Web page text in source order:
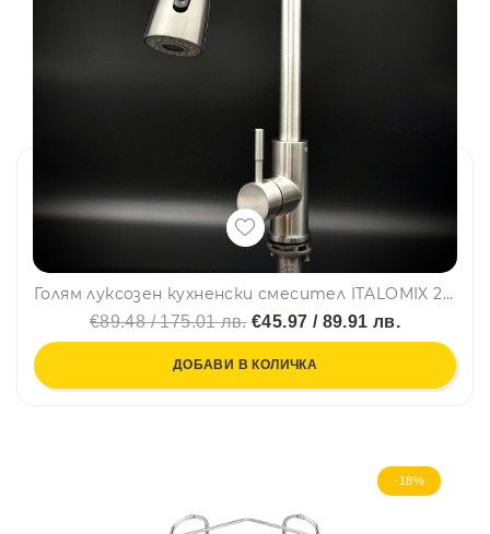
Голям луксозен кухненски смесител ITALOMIX 2045 с изтегляща се аераторна глава и тежест, ИНОКС
€89.48 / 175.01 лв.€45.97 / 89.91 лв.
ДОБАВИ В КОЛИЧКА
-18%